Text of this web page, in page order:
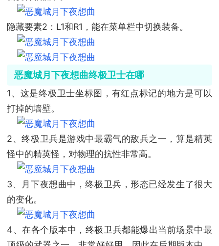
隐藏要素2：L1和R1，能在菜单栏中切换装备。
恶魔城月下夜想曲终极卫士在哪
1、这是终极卫士坐标图，有红点标记的地方是可以
打掉的墙壁。
2、终极卫兵是游戏中最霸气的敌兵之一，算是精英
怪中的精英怪，对物理的抗性非常高。
3、月下夜想曲中，终极卫兵，形态已经发生了很大
的变化。
4、在各个版本中，终极卫兵都能爆出当前场景中最